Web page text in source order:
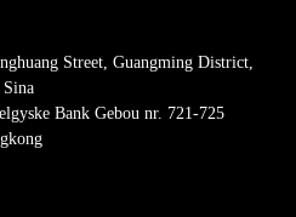
Street, Guangming District,
Sina
Bank Gebou nr. 721-725